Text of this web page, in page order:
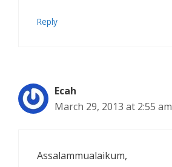
Reply
Ecah
March 29, 2013 at 2:55 am
Assalammualaikum,